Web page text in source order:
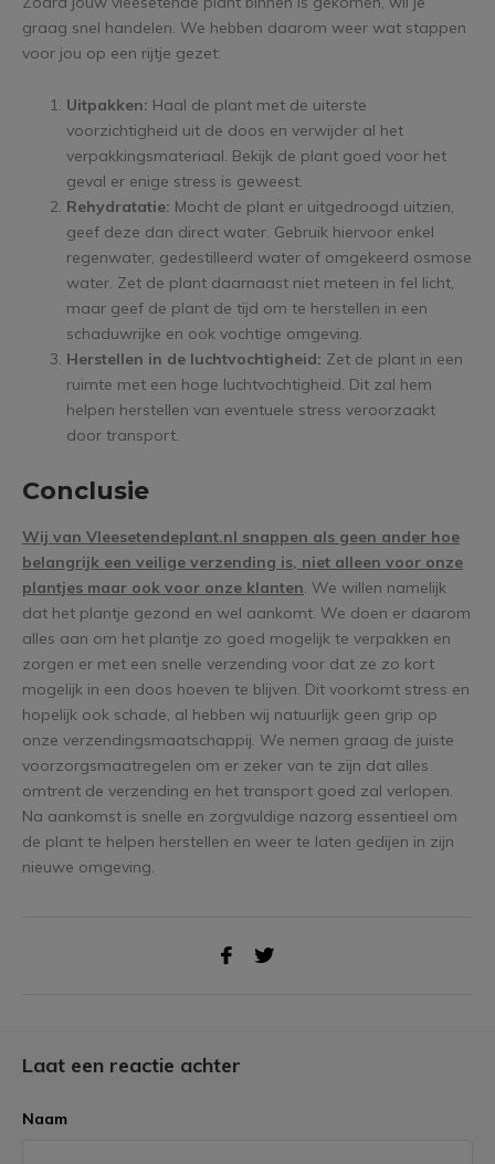
graag snel handelen. We hebben daarom weer wat stappen
voor jou op een rijtje gezet:
Uitpakken: Haal de plant met de uiterste
voorzichtigheid uit de doos en verwijder al het
verpakkingsmateriaal. Bekijk de plant goed voor het
geval er enige stress is geweest.
Rehydratatie: Mocht de plant er uitgedroogd uitzien,
geef deze dan direct water. Gebruik hiervoor enkel
regenwater, gedestilleerd water of omgekeerd osmose
water. Zet de plant daarnaast niet meteen in fel licht,
maar geef de plant de tijd om te herstellen in een
schaduwrijke en ook vochtige omgeving.
Herstellen in de luchtvochtigheid: Zet de plant in een
ruimte met een hoge luchtvochtigheid. Dit zal hem
helpen herstellen van eventuele stress veroorzaakt
door transport.
Conclusie
Wij van Vleesetendeplant.nl snappen als geen ander hoe
belangrijk een veilige verzending is, niet alleen voor onze
plantjes maar ook voor onze klanten. We willen namelijk
dat het plantje gezond en wel aankomt. We doen er daarom
alles aan om het plantje zo goed mogelijk te verpakken en
zorgen er met een snelle verzending voor dat ze zo kort
mogelijk in een doos hoeven te blijven. Dit voorkomt stress en
hopelijk ook schade, al hebben wij natuurlijk geen grip op
onze verzendingsmaatschappij. We nemen graag de juiste
voorzorgsmaatregelen om er zeker van te zijn dat alles
omtrent de verzending en het transport goed zal verlopen.
Na aankomst is snelle en zorgvuldige nazorg essentieel om
de plant te helpen herstellen en weer te laten gedijen in zijn
nieuwe omgeving.
Laat een reactie achter
Naam